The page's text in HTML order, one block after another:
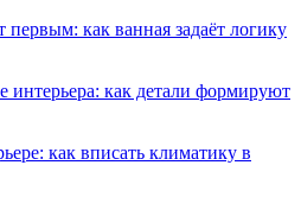
как ванная задаёт логику
интерьера: как детали формируют
как вписать климатику в